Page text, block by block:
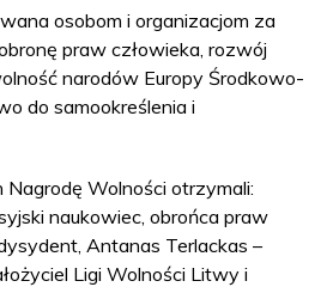
osobom i organizacjom za
praw człowieka, rozwój
narodów Europy Środkowo-
do samookreślenia i
Wolności otrzymali:
naukowiec, obrońca praw
Antanas Terlackas –
Ligi Wolności Litwy i